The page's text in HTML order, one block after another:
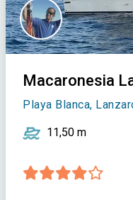
Macaronesia
Playa Blanca,
11,50 m